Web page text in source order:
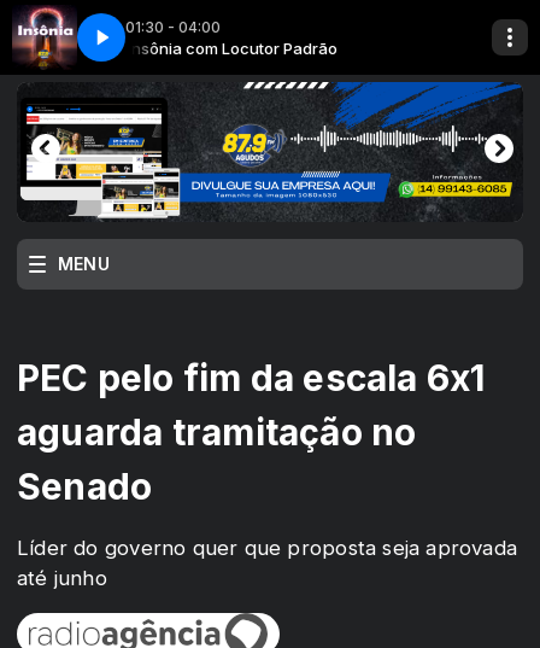
01:30 - 04:00
Insônia com Locutor Padrão
MENU
PEC pelo fim da escala 6x1
aguarda tramitação no
Senado
Líder do governo quer que proposta seja aprovada
até junho